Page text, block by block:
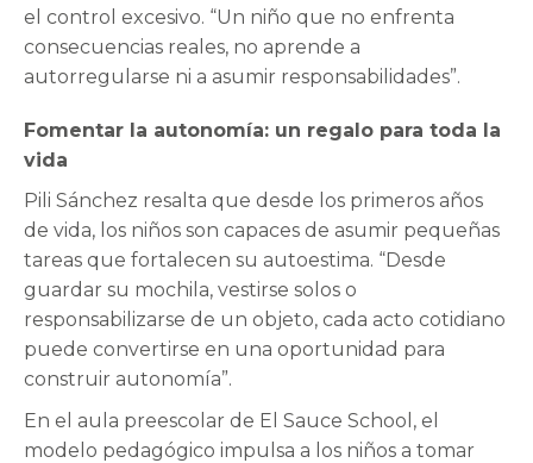
el control excesivo. “Un niño que no enfrenta
consecuencias reales, no aprende a
autorregularse ni a asumir responsabilidades”.
Fomentar la autonomía: un regalo para toda la
vida
Pili Sánchez resalta que desde los primeros años
de vida, los niños son capaces de asumir pequeñas
tareas que fortalecen su autoestima. “Desde
guardar su mochila, vestirse solos o
responsabilizarse de un objeto, cada acto cotidiano
puede convertirse en una oportunidad para
construir autonomía”.
En el aula preescolar de El Sauce School, el
modelo pedagógico impulsa a los niños a tomar